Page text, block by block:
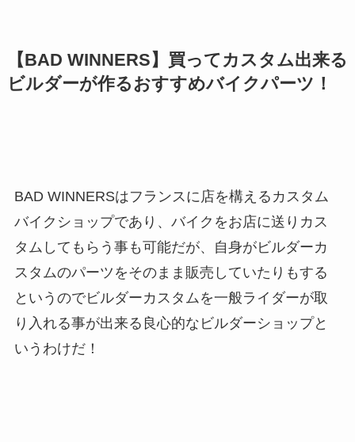
【BAD WINNERS】買ってカスタム出来る
ビルダーが作るおすすめバイクパーツ！
BAD WINNERSはフランスに店を構えるカスタム
バイクショップであり、バイクをお店に送りカス
タムしてもらう事も可能だが、自身がビルダーカ
スタムのパーツをそのまま販売していたりもする
というのでビルダーカスタムを一般ライダーが取
り入れる事が出来る良心的なビルダーショップと
いうわけだ！